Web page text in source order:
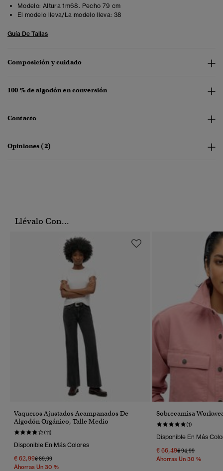
Modelo: Altura 1m68. Pecho 79 cm
El modelo lleva/La modelo lleva: 38
Guía De Tallas
Composición y cuidado
100 % de algodón en conversión
Contacto
Opiniones (2)
Llévalo Con...
Vaqueros Ajustados Acampanados De
Algodón Orgánico, Talle Medio
(11)
Disponible En Más Colores
€ 62,99Precio Rebajado De
€ 89,99A
Ahorras Un 30 %
Sobrecamisa
(1)
Disponible En Más
€ 66,49Precio Rebajado
€ 94,99A
Ahorras Un 30 %